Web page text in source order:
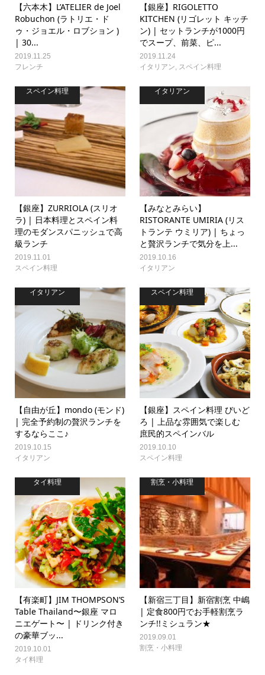
【六本木】L’ATELIER de Joel
Robuchon (ラトリエ・ド
ゥ・ジョエル・ロブション )
| 30...
2019.11.25
フレンチ
【銀座】RIGOLETTO
KITCHEN (リゴレット キッチ
ン) | セットランチが1000円
でスープ、前菜、ピ...
2019.11.24
イタリアン
スペイン料理
スペイン料理
【銀座】ZURRIOLA (スリオ
ラ) | 日本料理とスペイン料
理のモダンスパニッシュで高
級ランチ
2019.11.01
スペイン料理
イタリアン
【みなとみらい】
RISTORANTE UMIRIA (リス
トランテ ウミリア) | ちょっ
と贅沢ランチで気分を上...
2019.10.16
イタリアン
イタリアン
【自由が丘】mondo (モンド)
| 完全予約制の贅沢ランチを
するならここ♪
2019.10.15
イタリアン
スペイン料理
【銀座】スペイン料理 びいど
ろ | 上品な雰囲気で楽しむ
庶民的スペインバル
2019.10.10
スペイン料理
タイ料理
【有楽町】JIM THOMPSON’S
Table Thailand〜銀座 マロ
ニエゲート〜 | ドリンク付き
の豪華ブッ...
2019.10.01
タイ料理
割烹・小料理
【新宿三丁目】新宿割烹 中嶋
| 定食800円でお手軽割烹ラ
ンチ!!ミシュラン★
2019.09.01
割烹・小料理